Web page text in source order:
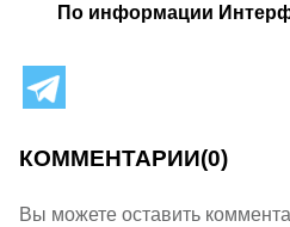
По информации
КОММЕНТАРИИ(0)
Вы можете оставить